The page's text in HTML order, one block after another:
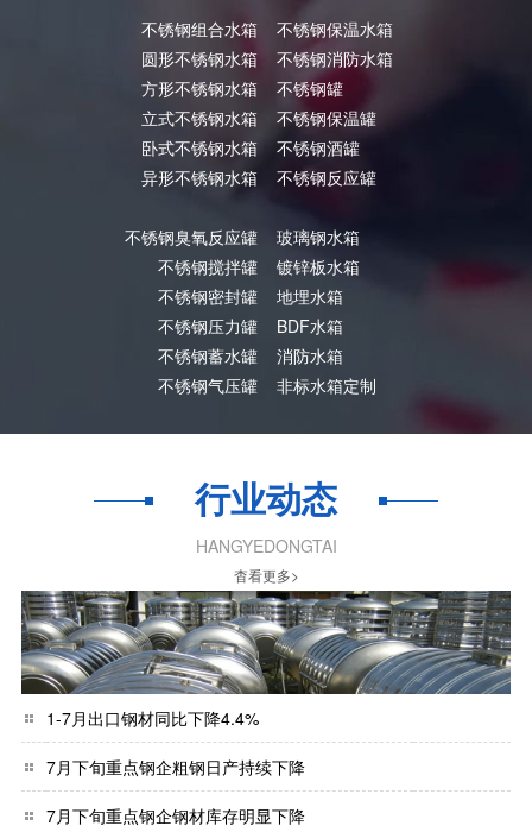
不锈钢组合水箱
圆形不锈钢水箱
方形不锈钢水箱
立式不锈钢水箱
卧式不锈钢水箱
异形不锈钢水箱
不锈钢臭氧反应罐
不锈钢搅拌罐
不锈钢密封罐
不锈钢压力罐
不锈钢蓄水罐
不锈钢气压罐
不锈钢保温水箱
不锈钢消防水箱
不锈钢罐
不锈钢保温罐
不锈钢酒罐
不锈钢反应罐
玻璃钢水箱
镀锌板水箱
地埋水箱
BDF水箱
消防水箱
非标水箱定制
行业动态
HANGYEDONGTAI
杳看更多>
1-7月出口钢材同比下降4.4%
7月下旬重点钢企粗钢日产持续下降
7月下旬重点钢企钢材库存明显下降